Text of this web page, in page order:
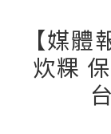
【媒
炊粿